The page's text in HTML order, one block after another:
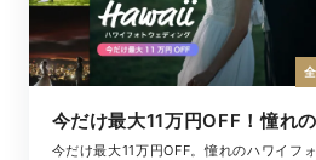
今だけ最大11万円OFF。憧れのハワイフ